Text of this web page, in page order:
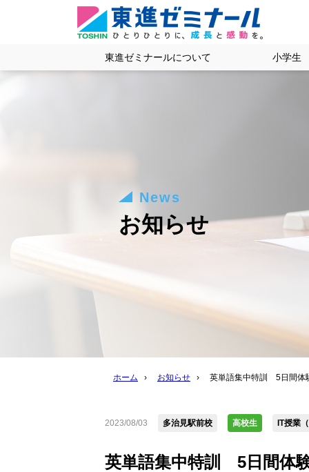
東進ゼミナールについて 小学生
News
お知らせ
ホーム › お知らせ › 英単語集中特訓 5日間体
2023/08/03 多治見駅前校 高校生 IT授業
英単語集中特訓 5日間体